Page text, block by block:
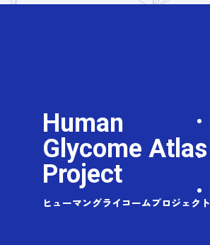
Human
Glycome Atlas
Project
ヒューマングライコームプロジェクト